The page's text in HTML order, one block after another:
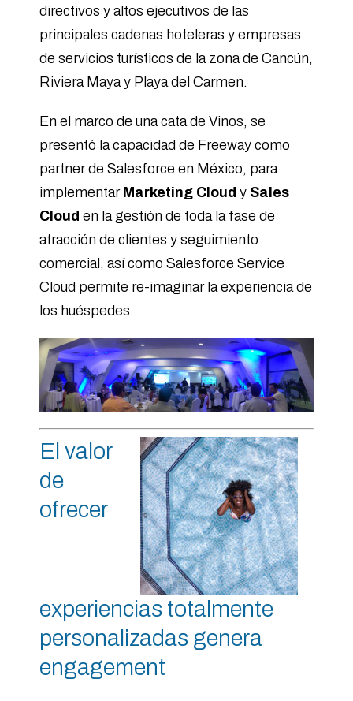
directivos y altos ejecutivos de las
principales cadenas hoteleras y empresas
de servicios turísticos de la zona de Cancún,
Riviera Maya y Playa del Carmen.
En el marco de una cata de Vinos, se
presentó la capacidad de Freeway como
partner de Salesforce en México, para
implementar Marketing Cloud y Sales
Cloud en la gestión de toda la fase de
atracción de clientes y seguimiento
comercial, así como Salesforce Service
Cloud permite re-imaginar la experiencia de
los huéspedes.
El valor
de
ofrecer
experiencias totalmente
personalizadas genera
engagement